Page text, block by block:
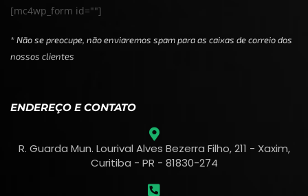
[mc4wp_form id=""]
* Não se preocupe, não enviaremos spam para as caixas de correio dos
nossos clientes
ENDEREÇO E CONTATO
R. Guarda Mun. Lourival Alves Bezerra Filho, 211 - Xaxim,
Curitiba - PR - 81830-274